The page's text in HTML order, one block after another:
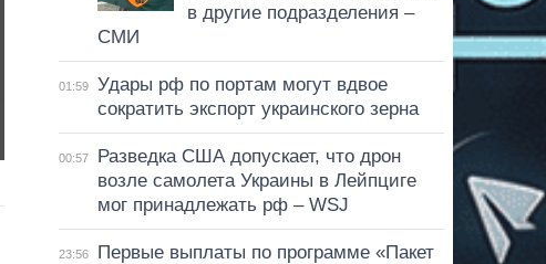
в другие подразделения –
СМИ
01:59
Удары рф по портам могут вдвое
сократить экспорт украинского зерна
00:57
Разведка США допускает, что дрон
возле самолета Украины в Лейпциге
мог принадлежать рф – WSJ
23:56
Первые выплаты по программе «Пакет